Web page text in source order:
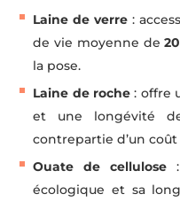
Laine de verre :
de vie moyenne de
la pose.
Laine de roche : offre
et une longévité
contrepartie d’un
Ouate de cellulose:
écologique et sa